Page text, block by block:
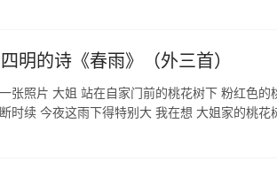
明的诗《春雨》（外三首）
张照片 大姐 站在自家门前的桃花树下 粉红色
时续 今夜这雨下得特别大 我在想 大姐家的桃花